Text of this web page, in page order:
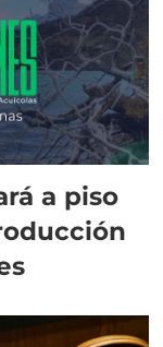
a piso